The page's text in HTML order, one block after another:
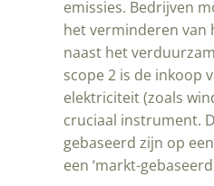
emissies. Bedrijven
het verminderen van
naast het
scope 2 is de inkoop
elektriciteit (zoals
cruciaal instrument.
gebaseerd zijn op
een ‘markt-